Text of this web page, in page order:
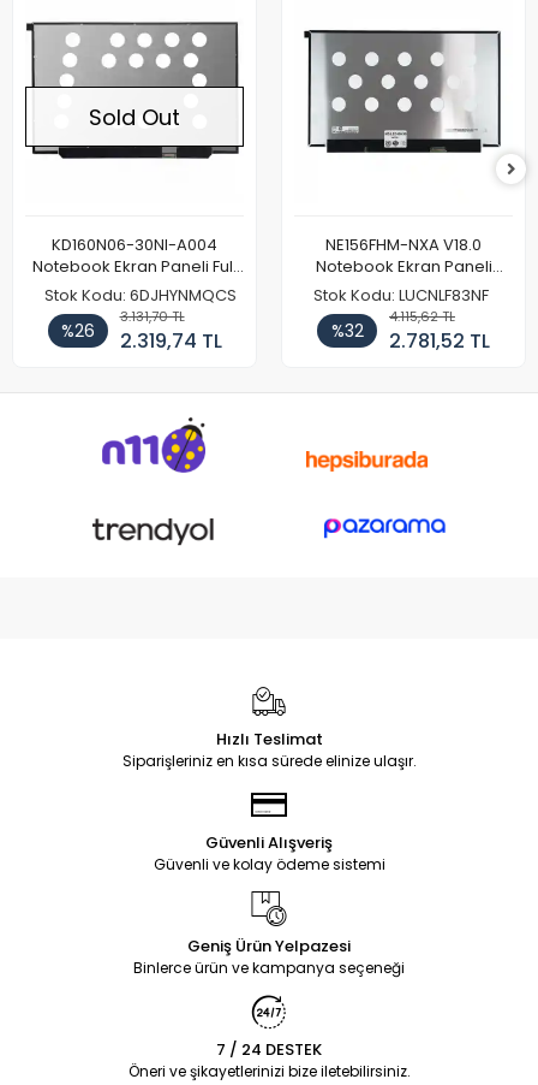
Sold Out
KD160N06-30NI-A004
Notebook Ekran Paneli Full
HD
Stok Kodu: 6DJHYNMQCS
%26
3.131,70 TL
2.319,74 TL
NE156FHM-NXA V18.0
Notebook Ekran Paneli
144Hz
Stok Kodu: LUCNLF83NF
%32
4.115,62 TL
2.781,52 TL
Hızlı Teslimat
Siparişleriniz en kısa sürede elinize ulaşır.
Güvenli Alışveriş
Güvenli ve kolay ödeme sistemi
Geniş Ürün Yelpazesi
Binlerce ürün ve kampanya seçeneği
7 / 24 DESTEK
Öneri ve şikayetlerinizi bize iletebilirsiniz.